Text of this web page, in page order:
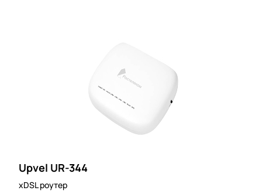
Upvel UR-344
xDSL роутер